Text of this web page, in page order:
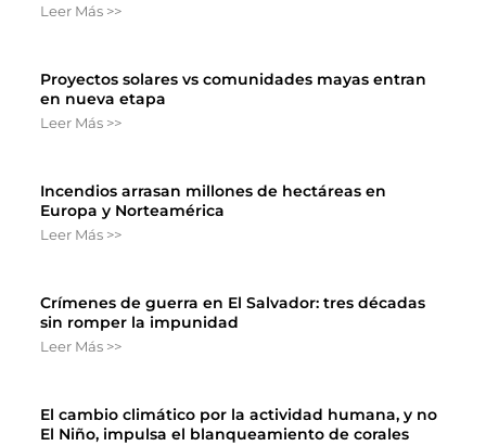
Leer Más >>
Proyectos solares vs comunidades mayas entran
en nueva etapa
Leer Más >>
Incendios arrasan millones de hectáreas en
Europa y Norteamérica
Leer Más >>
Crímenes de guerra en El Salvador: tres décadas
sin romper la impunidad
Leer Más >>
El cambio climático por la actividad humana, y no
El Niño, impulsa el blanqueamiento de corales